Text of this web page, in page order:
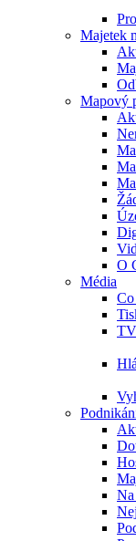
Majetek
Mapový
O
Média
Co